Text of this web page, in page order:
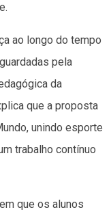
ao longo do tempo
pela
da
que a proposta
unindo esporte
trabalho contínuo
que os alunos